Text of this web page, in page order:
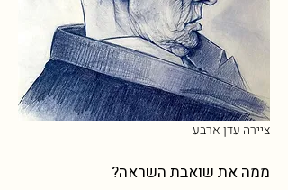
ציירה עדן ארבע
ממה את שואבת השראה?